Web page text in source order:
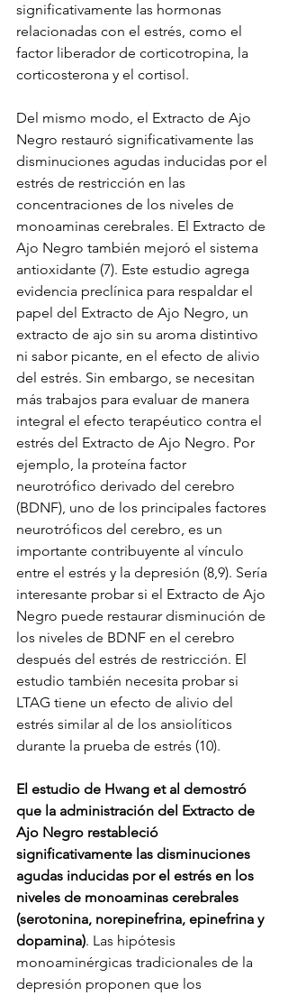
significativamente las hormonas
relacionadas con el estrés, como el
factor liberador de corticotropina, la
corticosterona y el cortisol.
Del mismo modo, el Extracto de Ajo
Negro restauró significativamente las
disminuciones agudas inducidas por el
estrés de restricción en las
concentraciones de los niveles de
monoaminas cerebrales. El Extracto de
Ajo Negro también mejoró el sistema
antioxidante (7). Este estudio agrega
evidencia preclínica para respaldar el
papel del Extracto de Ajo Negro, un
extracto de ajo sin su aroma distintivo
ni sabor picante, en el efecto de alivio
del estrés. Sin embargo, se necesitan
más trabajos para evaluar de manera
integral el efecto terapéutico contra el
estrés del Extracto de Ajo Negro. Por
ejemplo, la proteína factor
neurotrófico derivado del cerebro
(BDNF), uno de los principales factores
neurotróficos del cerebro, es un
importante contribuyente al vínculo
entre el estrés y la depresión (8,9). Sería
interesante probar si el Extracto de Ajo
Negro puede restaurar disminución de
los niveles de BDNF en el cerebro
después del estrés de restricción. El
estudio también necesita probar si
LTAG tiene un efecto de alivio del
estrés similar al de los ansiolíticos
durante la prueba de estrés (10).
El estudio de Hwang et al demostró
que la administración del Extracto de
Ajo Negro restableció
significativamente las disminuciones
agudas inducidas por el estrés en los
niveles de monoaminas cerebrales
(serotonina, norepinefrina, epinefrina y
dopamina). Las hipótesis
monoaminérgicas tradicionales de la
depresión proponen que los